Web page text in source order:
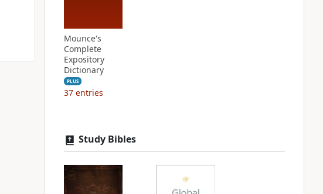
Mounce's
Complete
Expository
Dictionary
PLUS
37 entries
Study Bibles